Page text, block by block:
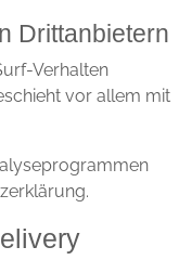
Dritt­anbietern
Verhalten
vor allem mit